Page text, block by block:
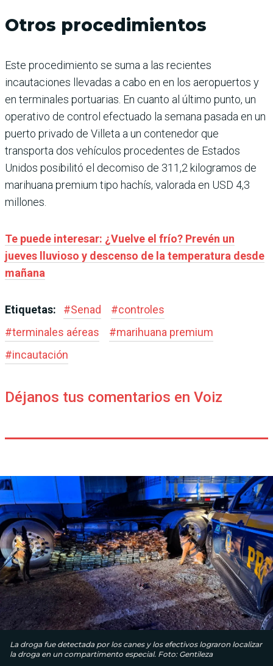
Otros procedimientos
Este procedimiento se suma a las recientes
incautaciones llevadas a cabo en en los aeropuertos y
en terminales portuarias. En cuanto al último punto, un
operativo de control efectuado la semana pasada en un
puerto privado de Villeta a un contenedor que
transporta dos vehículos procedentes de Estados
Unidos posibilitó el decomiso de 311,2 kilogramos de
marihuana premium tipo hachís, valorada en USD 4,3
millones.
Te puede interesar: ¿Vuelve el frío? Prevén un
jueves lluvioso y descenso de la temperatura desde
mañana
Etiquetas: #Senad #controles
#terminales aéreas #marihuana premium
#incautación
Déjanos tus comentarios en Voiz
La droga fue detectada por los canes y los efectivos lograron localizar
la droga en un compartimento especial. Foto: Gentileza